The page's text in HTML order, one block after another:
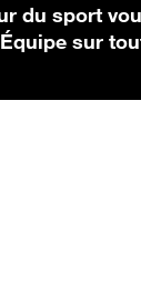
du sport
sur